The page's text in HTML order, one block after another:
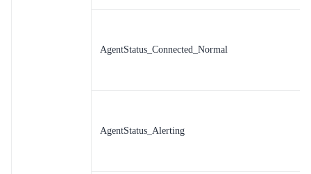
AgentStatus_Connected_Normal
AgentStatus_Alerting